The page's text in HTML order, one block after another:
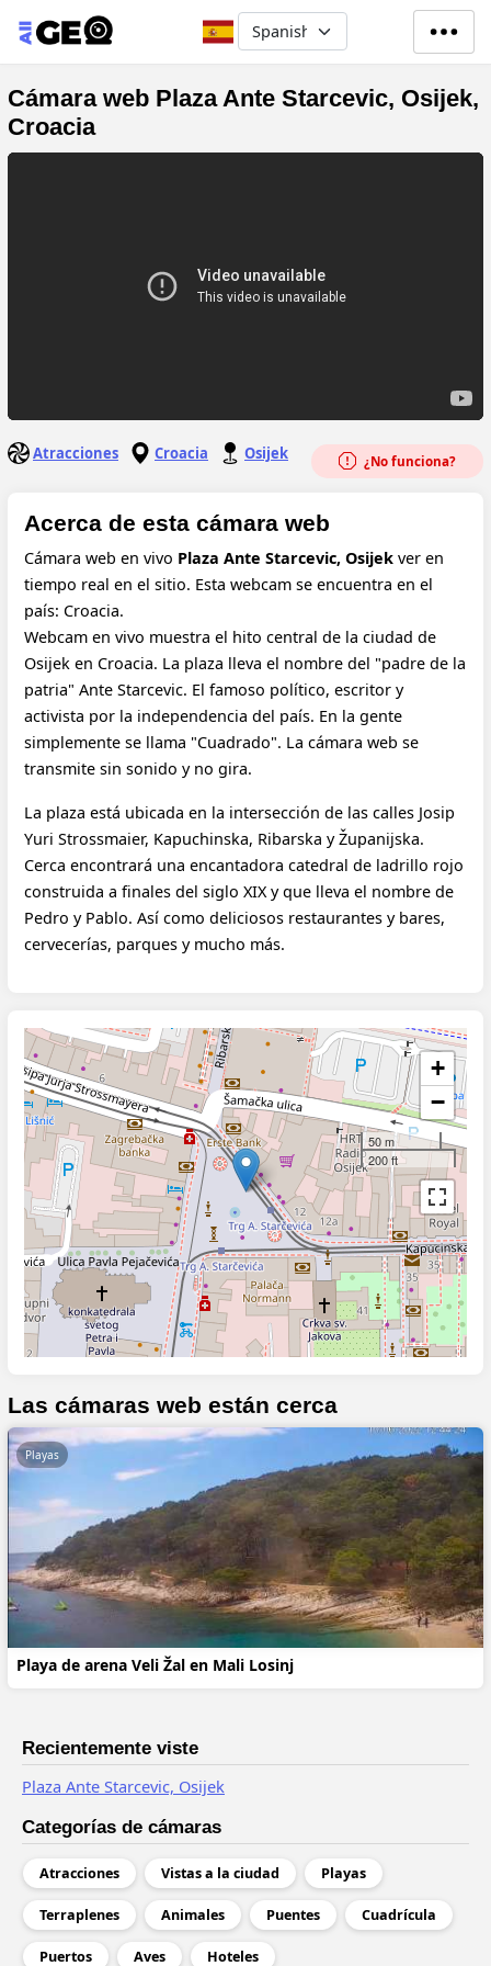
Pasar al contenido principal
Select your language
Cámara web Plaza Ante Starcevic, Osijek,
Croacia
Atracciones Croacia Osijek ¿No funciona?
Acerca de esta cámara web
Cámara web en vivo Plaza Ante Starcevic, Osijek ver en
tiempo real en el sitio. Esta webcam se encuentra en el
país: Croacia.
Webcam en vivo muestra el hito central de la ciudad de
Osijek en Croacia. La plaza lleva el nombre del "padre de la
patria" Ante Starcevic. El famoso político, escritor y
activista por la independencia del país. En la gente
simplemente se llama "Cuadrado". La cámara web se
transmite sin sonido y no gira.
La plaza está ubicada en la intersección de las calles Josip
Yuri Strossmaier, Kapuchinska, Ribarska y Županijska.
Cerca encontrará una encantadora catedral de ladrillo rojo
construida a finales del siglo XIX y que lleva el nombre de
Pedro y Pablo. Así como deliciosos restaurantes y bares,
cervecerías, parques y mucho más.
+
−
50 m
200 ft
Las cámaras web están cerca
Playa de arena Veli Žal en Mali Losinj
Playas
Recientemente viste
Plaza Ante Starcevic, Osijek
Categorías de cámaras
Atracciones Vistas a la ciudad Playas
Terraplenes Animales Puentes Cuadrícula
Puertos Aves Hoteles